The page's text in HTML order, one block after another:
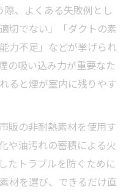
、よくある失敗例とし
切でない」「ダクトの素
力不足」などが挙げられ
の吸い込み力が重要なた
ると煙が室内に残りやす
販の非耐熱素材を使用す
や油汚れの蓄積による火
たトラブルを防ぐために
材を選び、できるだけ直